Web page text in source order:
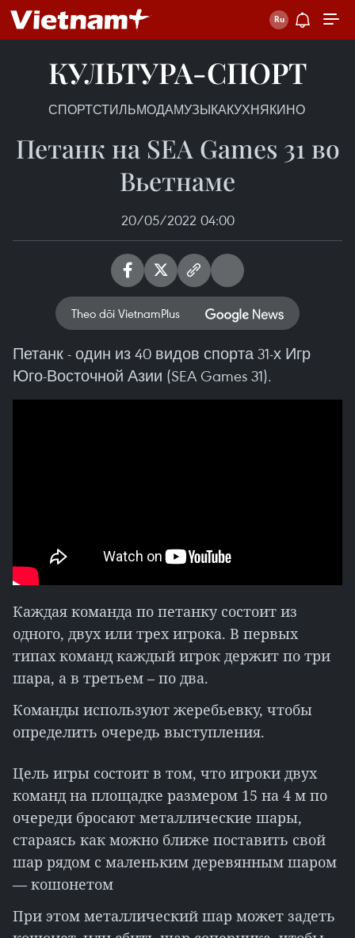
КУЛЬТУРА-СПОРТ
СПОРТСТИЛЬМОДАМУЗЫКАКУХНЯКИНО
Петанк на SEA Games 31 во
Вьетнаме
20/05/2022 04:00
Theo dõi VietnamPlus
Петанк - один из 40 видов спорта 31-х Игр
Юго-Восточной Азии (SEA Games 31).
Каждая команда по петанку состоит из
одного, двух или трех игрока. В первых
типах команд каждый игрок держит по три
шара, а в третьем – по два.
Команды используют жеребьевку, чтобы
определить очередь выступления.
Цель игры состоит в том, что игроки двух
команд на площадке размером 15 на 4 м по
очереди бросают металлические шары,
стараясь как можно ближе поставить свой
шар рядом с маленьким деревянным шаром
— кошонетом
При этом металлический шар может задеть